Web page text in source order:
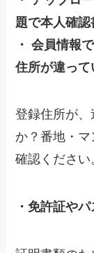
題で本人確認
・ 会員情報
住所が違って
登録住所が
か？番地・
確認ください
・免許証や